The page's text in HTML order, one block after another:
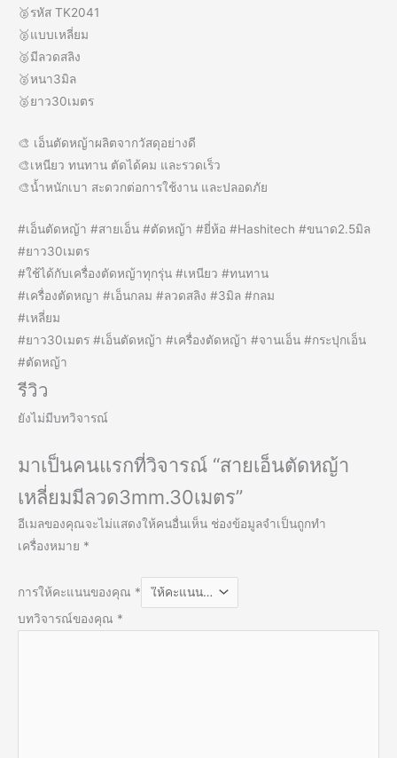
🥈รหัส TK2041
🥈แบบเหลี่ยม
🥈มีลวดสลิง
🥈หนา3มิล
🥈ยาว30เมตร
🎨 เอ็นตัดหญ้าผลิตจากวัสดุอย่างดี
🎨เหนียว ทนทาน ตัดได้คม และรวดเร็ว
🎨น้ำหนักเบา สะดวกต่อการใช้งาน และปลอดภัย
#เอ็นตัดหญ้า #สายเอ็น #ตัดหญ้า #ยี่ห้อ #Hashitech #ขนาด2.5มิล
#ยาว30เมตร
#ใช้ได้กับเครื่องตัดหญ้าทุกรุ่น #เหนียว #ทนทาน
#เครื่องตัดหญา #เอ็นกลม #ลวดสลิง #3มิล #กลม
#เหลี่ยม
#ยาว30เมตร #เอ็นตัดหญ้า #เครื่องตัดหญ้า #จานเอ็น #กระปุกเอ็น
#ตัดหญ้า
รีวิว
ยังไม่มีบทวิจารณ์
มาเป็นคนแรกที่วิจารณ์ “สายเอ็นตัดหญ้า
เหลี่ยมมีลวด3mm.30เมตร”
อีเมลของคุณจะไม่แสดงให้คนอื่นเห็น ช่องข้อมูลจำเป็นถูกทำ
เครื่องหมาย *
การให้คะแนนของคุณ *
บทวิจารณ์ของคุณ *